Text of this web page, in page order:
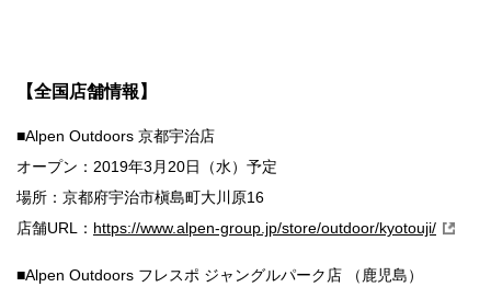
【全国店舗情報】
■Alpen Outdoors 京都宇治店
オープン：2019年3月20日（水）予定
場所：京都府宇治市槇島町大川原16
店舗URL： https://www.alpen-group.jp/store/outdoor/kyotouji/
■Alpen Outdoors フレスポ ジャングルパーク店 （鹿児島）